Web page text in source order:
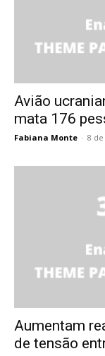
Avião
mata 176
Fabiana Monte - 8
Aumentam
de tensão